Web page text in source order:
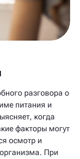
разговора о
питания и
когда
факторы могут
осмотр и
При